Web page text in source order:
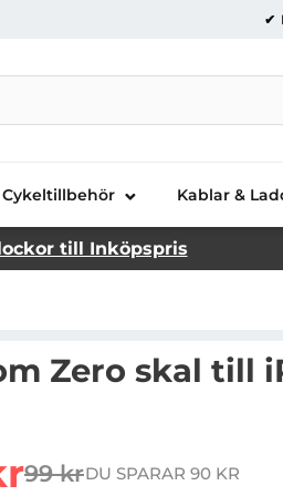
Cykeltillbehör Kablar &
till Inköpspris
Zero skal till
pris
tidigare pris
99 krDU SPARAR 90 KR